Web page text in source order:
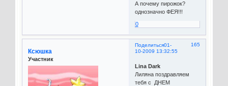
А почему пирожок?
однозначно ФЕЯ!!!
0
Поделиться 165
01-
10-2009 13:32:55
Ксюшка
Участник
Lina Dark
Лиляна поздравляем
тебя с ДНЕМ